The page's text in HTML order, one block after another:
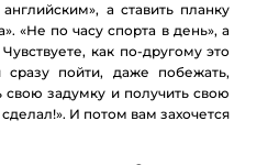
а ставить планку
«Не по часу спорта в день», а
как по-другому это
сразу пойти, даже побежать,
свою задумку и получить свою
И потом вам захочется